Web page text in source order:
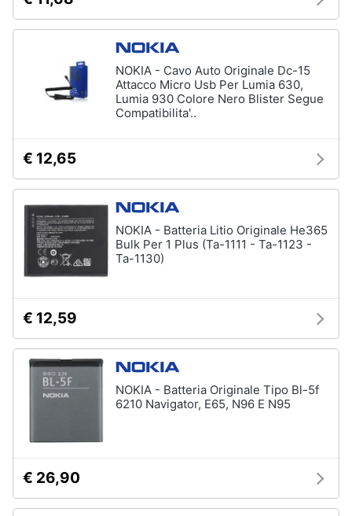
NOKIA - Cavo Auto Originale Dc-15
Attacco Micro Usb Per Lumia 630,
Lumia 930 Colore Nero Blister Segue
Compatibilita'..
€ 12,65
NOKIA - Batteria Litio Originale He365
Bulk Per 1 Plus (Ta-1111 - Ta-1123 -
Ta-1130)
€ 12,59
NOKIA - Batteria Originale Tipo Bl-5f
6210 Navigator, E65, N96 E N95
€ 26,90